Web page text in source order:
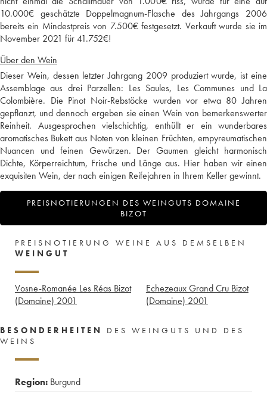
10.000€ geschätzte Doppelmagnum-Flasche des Jahrgangs 2006
bereits ein Mindestpreis von 7.500€ festgesetzt. Verkauft wurde sie im
November 2021 für 41.752€!
Über den Wein
Dieser Wein, dessen letzter Jahrgang 2009 produziert wurde, ist eine
Assemblage aus drei Parzellen: Les Saules, Les Communes und La
Colombière. Die Pinot Noir-Rebstöcke wurden vor etwa 80 Jahren
gepflanzt, und dennoch ergeben sie einen Wein von bemerkenswerter
Reinheit. Ausgesprochen vielschichtig, enthüllt er ein wunderbares
aromatisches Bukett aus Noten von kleinen Früchten, empyreumatischen
Nuancen und feinen Gewürzen. Der Gaumen gleicht harmonisch
Dichte, Körperreichtum, Frische und Länge aus. Hier haben wir einen
exquisiten Wein, der nach einigen Reifejahren in Ihrem Keller gewinnt.
PREISNOTIERUNGEN DES WEINGUTS DOMAINE
BIZOT
PREISNOTIERUNG WEINE AUS DEMSELBEN
WEINGUT
Vosne-Romanée Les Réas Bizot
(Domaine) 2001
Echezeaux Grand Cru Bizot
(Domaine) 2001
BESONDERHEITEN
DES WEINGUTS UND DES
WEINS
Region: Burgund